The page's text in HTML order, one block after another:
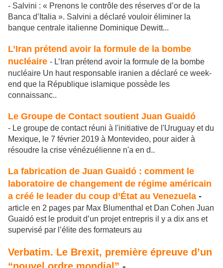
- Salvini : « Prenons le contrôle des réserves d’or de la
Banca d’Italia ». Salvini a déclaré vouloir éliminer la
banque centrale italienne Dominique Dewitt...
L’Iran prétend avoir la formule de la bombe
nucléaire - L’Iran prétend avoir la formule de la bombe
nucléaire Un haut responsable iranien a déclaré ce week-
end que la République islamique possède les
connaissanc..
Le Groupe de Contact soutient Juan Guaidó
- Le groupe de contact réuni à l'initiative de l'Uruguay et du
Mexique, le 7 février 2019 à Montevideo, pour aider à
résoudre la crise vénézuélienne n'a en d..
La fabrication de Juan Guaidó : comment le
laboratoire de changement de régime américain
a créé le leader du coup d’État au Venezuela -
article en 2 pages par Max Blumenthal et Dan Cohen Juan
Guaidó est le produit d’un projet entrepris il y a dix ans et
supervisé par l’élite des formateurs au
Verbatim. Le Brexit, première épreuve d’un